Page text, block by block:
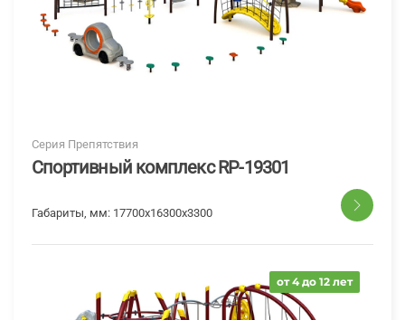
Серия Препятствия
Спортивный комплекс RP-19301
Габариты, мм: 17700х16300х3300
от 4 до 12 лет